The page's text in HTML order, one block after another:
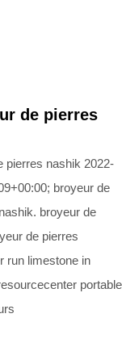
de pierres
pierres nashik 2022-
broyeur de
broyeur de
de pierres
run limestone in
portable